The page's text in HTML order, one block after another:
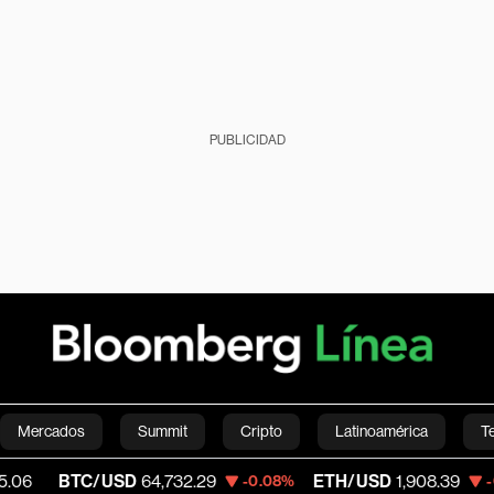
PUBLICIDAD
Mercados Summit Cripto Latinoamérica
Economía Estilo de vida Mundo Videos
USD 64,732.29 -0.08% ETH/USD 1,908.39 -0.39%